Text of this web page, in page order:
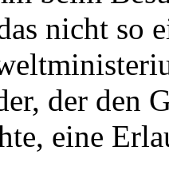
nicht so
der den
eine